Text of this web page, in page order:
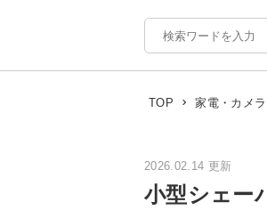
TOP 家電・カメラ
2026.02.14 更新
小型シェー